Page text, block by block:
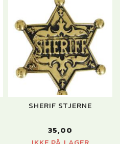
SHERIF STJERNE
35,00